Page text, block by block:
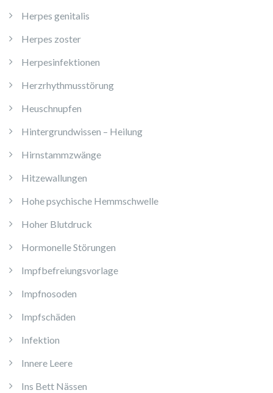
Herpes genitalis
Herpes zoster
Herpesinfektionen
Herzrhythmusstörung
Heuschnupfen
Hintergrundwissen – Heilung
Hirnstammzwänge
Hitzewallungen
Hohe psychische Hemmschwelle
Hoher Blutdruck
Hormonelle Störungen
Impfbefreiungsvorlage
Impfnosoden
Impfschäden
Infektion
Innere Leere
Ins Bett Nässen